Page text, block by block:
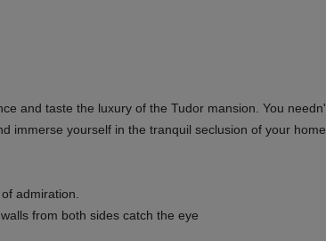
and taste the luxury of the Tudor mansion. You
immerse yourself in the tranquil seclusion of your home.
admiration.
from both sides catch the eye